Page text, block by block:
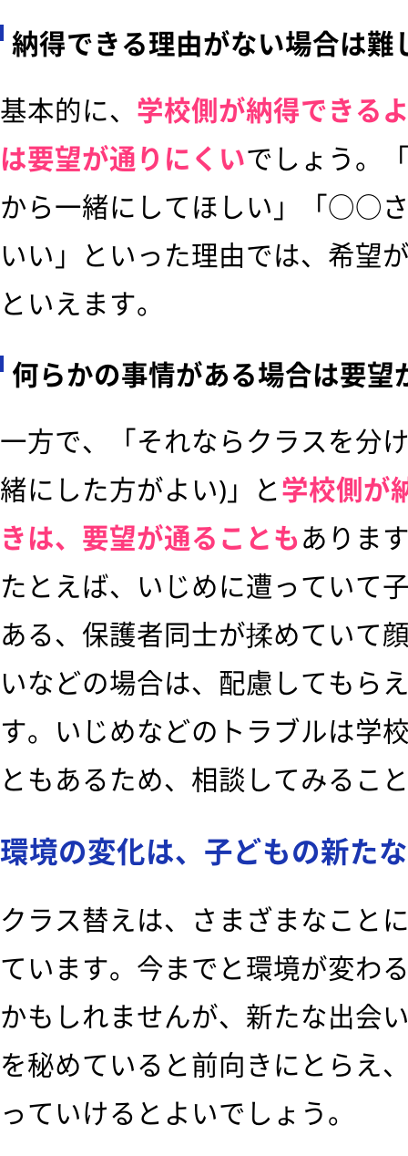
納得できる理由がない場合は難
基本的に、 学校側が納得できる
は要望が通りにくいでしょう。
から一緒にしてほしい」「○○
いい」といった理由では、希望
といえます。
何らかの事情がある場合は要望
一方で、「それならクラスを分
緒にした方がよい)」と学校側が
きは、要望が通ることもありま
たとえば、いじめに遭っていて
ある、保護者同士が揉めていて
いなどの場合は、配慮してもら
す。いじめなどのトラブルは学
ともあるため、相談してみるこ
環境の変化は、子どもの新た
クラス替えは、さまざまなこと
ています。今までと環境が変わ
かもしれませんが、新たな出会
を秘めていると前向きにとらえ
っていけるとよいでしょう。